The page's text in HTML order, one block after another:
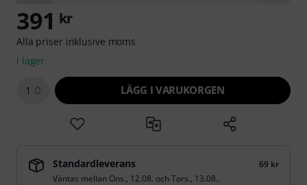
391 kr
Alla priser inklusive moms
i lager
1 LÄGG I VARUKORGEN
Standardleverans
69 kr
Väntas mellan Ons., 12.08. ochTors., 13.08..